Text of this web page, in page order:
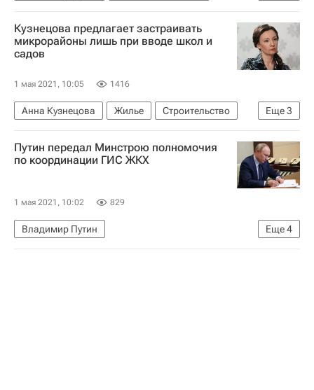
Госдума РФ
Антон Силуанов
Росвоенипотека
Ипотека
"Дом.РФ"
Законодательство
Кузнецова предлагает застраивать
микрорайоны лишь при вводе школ и
садов
1 мая 2021, 10:05 1416
Еще3
Анна Кузнецова Жилье
Строительство
Россия
Социальная инфраструктура
Инфраструктура
Путин передал Минстрою полномочия
по координации ГИС ЖКХ
1 мая 2021, 10:02 829
Еще4
Владимир Путин
Министерство строительства и жилищно-коммунального хозяйства РФ (Минстрой России)